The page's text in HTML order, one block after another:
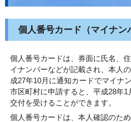
個人番号カード（マイナン
個人番号カードは、券面に氏名、
イナンバーなどが記載され、本人
成27年10月に通知カードでマイナ
市区町村に申請すると、平成28年
交付を受けることができます。
個人番号カードは、本人確認のた